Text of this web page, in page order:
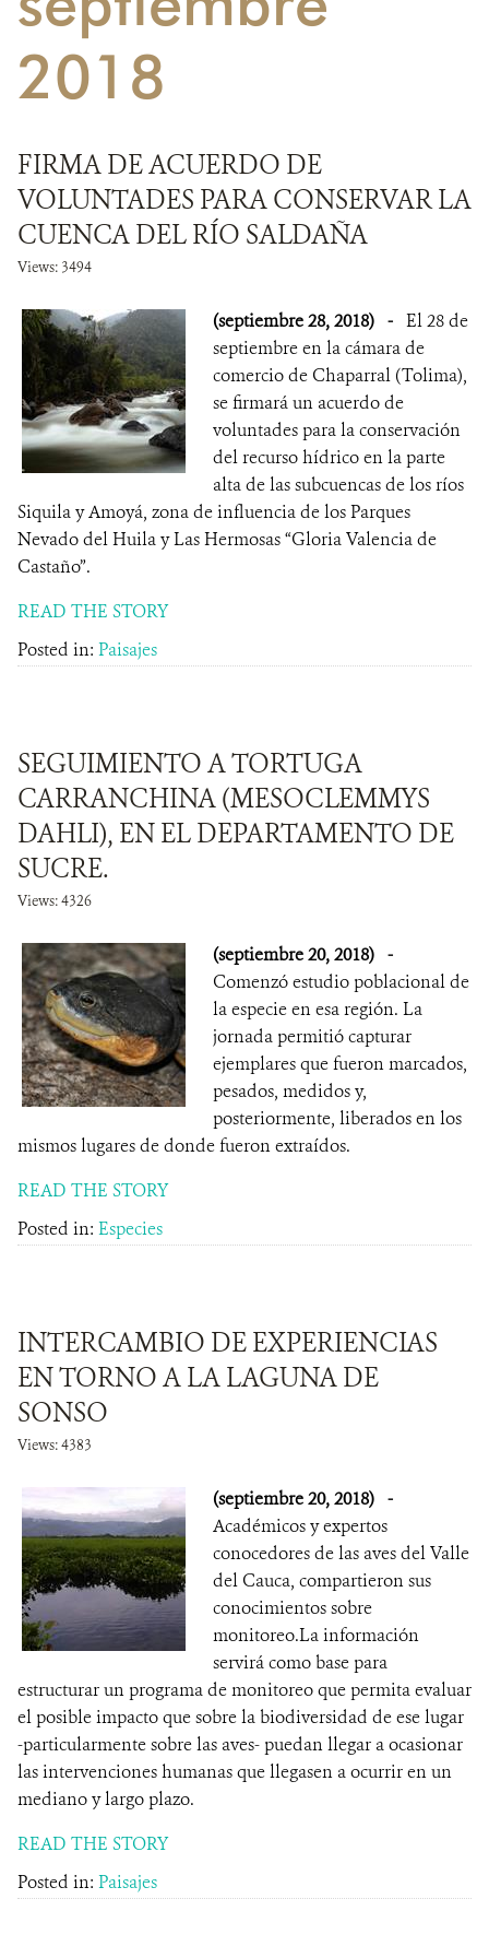
ALIADOS Y ALIANZAS
COBERTURA EN MEDIOS DE COMUNICACIÓN
MECANISMO DE ATENCIÓN DE QUEJAS Y RECLAMOS
DONA
2018
FIRMA DE ACUERDO DE
VOLUNTADES PARA CONSERVAR LA
CUENCA DEL RÍO SALDAÑA
Views: 3494
(septiembre 28, 2018) - El 28 de
septiembre en la cámara de
comercio de Chaparral (Tolima),
se firmará un acuerdo de
voluntades para la conservación
del recurso hídrico en la parte
alta de las subcuencas de los ríos
Siquila y Amoyá, zona de influencia de los Parques
Nevado del Huila y Las Hermosas “Gloria Valencia de
Castaño”.
READ THE STORY
Posted in: Paisajes
SEGUIMIENTO A TORTUGA
CARRANCHINA (MESOCLEMMYS
DAHLI), EN EL DEPARTAMENTO DE
SUCRE.
Views: 4326
(septiembre 20, 2018) -
Comenzó estudio poblacional de
la especie en esa región. La
jornada permitió capturar
ejemplares que fueron marcados,
pesados, medidos y,
posteriormente, liberados en los
mismos lugares de donde fueron extraídos.
READ THE STORY
Posted in: Especies
INTERCAMBIO DE EXPERIENCIAS
EN TORNO A LA LAGUNA DE
SONSO
Views: 4383
(septiembre 20, 2018) -
Académicos y expertos
conocedores de las aves del Valle
del Cauca, compartieron sus
conocimientos sobre
monitoreo.La información
servirá como base para
estructurar un programa de monitoreo que permita evaluar
el posible impacto que sobre la biodiversidad de ese lugar
-particularmente sobre las aves- puedan llegar a ocasionar
las intervenciones humanas que llegasen a ocurrir en un
mediano y largo plazo.
READ THE STORY
Posted in: Paisajes